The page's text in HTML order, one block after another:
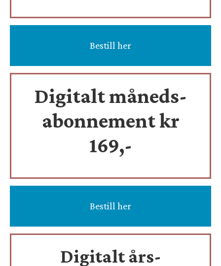
Bestill her
Digitalt måneds-
abonnement kr
169,-
Bestill her
Digitalt års-